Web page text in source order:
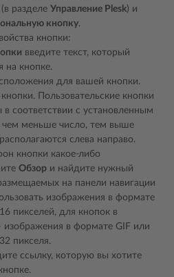
(в разделе Управление Plesk) и
кнопку.
кнопки:
введите текст, который
на кнопке.
для вашей кнопки.
Пользовательские кнопки
соответствии с установленным
чем меньше число, тем выше
слева направо.
кнопки какое-либо
Обзор и найдите нужный
на панели навигации
изображения в формате
пикселей, для кнопок в
в формате GIF или
пикселя.
ссылку, которую вы хотите